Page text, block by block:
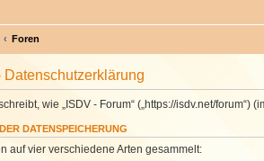
Foren
Datenschutzerklärung
wie „ISDV - Forum“ („https://isdv.net/
DATENSPEICHERUNG
auf vier verschiedene Arten gesammelt: